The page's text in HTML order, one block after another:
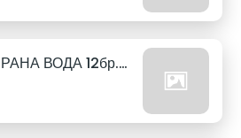
ЗАМЯНА НА ГАЗИРАНА ВОДА 12бр. - 500мл